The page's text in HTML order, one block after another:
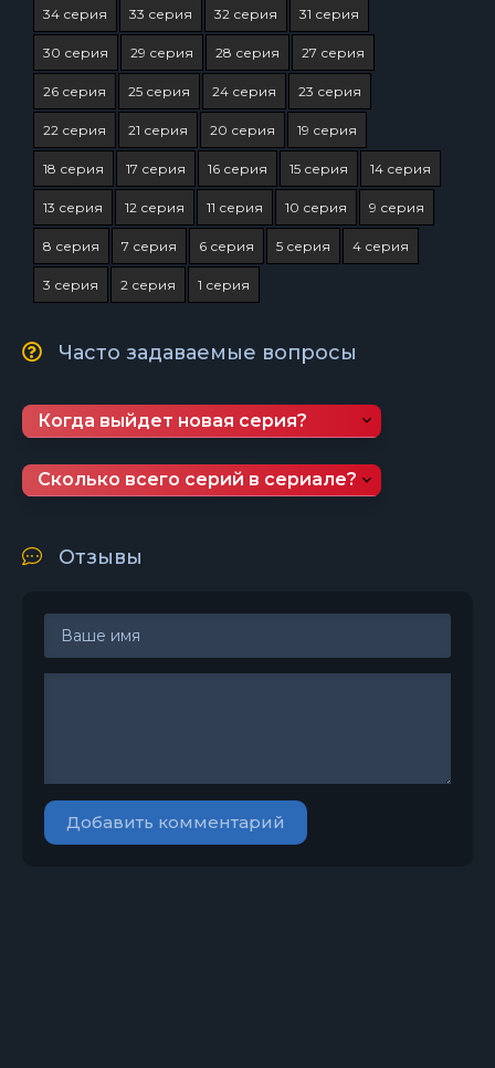
34 серия 33 серия 32 серия 31 серия
30 серия 29 серия 28 серия 27 серия
26 серия 25 серия 24 серия 23 серия
22 серия 21 серия 20 серия 19 серия
18 серия 17 серия 16 серия 15 серия 14 серия
13 серия 12 серия 11 серия 10 серия 9 серия
8 серия 7 серия 6 серия 5 серия 4 серия
3 серия 2 серия 1 серия
Часто задаваемые вопросы
Когда выйдет новая серия?
Сколько всего серий в сериале?
Отзывы
Добавить комментарий